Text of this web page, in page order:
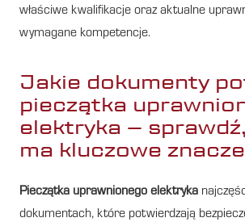
właściwe kwalifikacje oraz aktualne
wymagane kompetencje.
Jakie dokumenty
pieczątka
elektryka –
ma kluczowe
Pieczątka uprawnionego elektryka
dokumentach, które potwierdzają